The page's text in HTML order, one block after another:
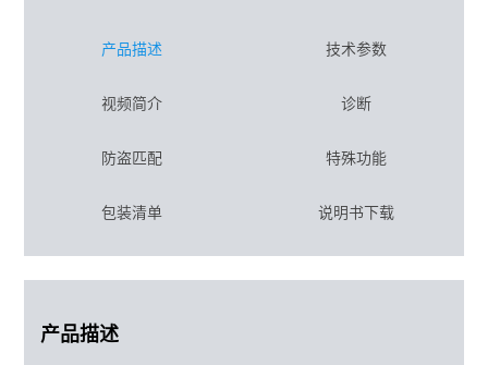
产品描述 技术参数
视频简介 诊断
防盗匹配 特殊功能
包装清单 说明书下载
产品描述